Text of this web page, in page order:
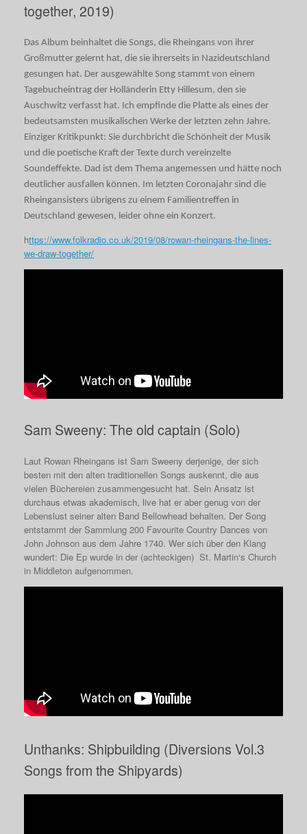
together, 2019)
Das Album beinhaltet die Songs, die Rheingans von ihrer
Großmutter gelernt hat, die sie ihrerseits in Nazideutschland
gesungen hat. Der ausgewählte Song stammt von einem
Tagebucheintrag der Holländerin Etty Hillesum, den sie
Auschwitz verfasst hat. Ich empfinde die Platte als eines der
bedeutsamsten musikalischen Werke der letzten zehn Jahre.
Einziger Kritikpunkt: Sie durchbricht die Schönheit der Musik
und die poetische Kraft der Texte durch vereinzelte
Soundeffekte. Dad ist dem Thema angemessen und hätte noch
deutlicher ausfallen können. Im letzten Coronajahr sind die
Rheingansisters übrigens zu einem Familientreffen in
Deutschland gewesen, leider ohne ein Konzert.
https://www.folkradio.co.uk/2019/08/rowan-rheingans-the-lines-
we-draw-together/
Sam Sweeny: The old captain (Solo)
Laut Rowan Rheingans ist Sam Sweeny derjenige, der sich
besten mit den alten traditionellen Songs auskennt, die aus
vielen Büchereien zusammengesucht hat. Sein Ansatz ist
durchaus etwas akademisch, live hat er aber genug von der
Lebenslust seiner alten Band Bellowhead behalten. Der Song
entstammt der Sammlung 200 Favourite Country Dances von
John Johnson aus dem Jahre 1740. Wer sich über den Klang
wundert: Die Ep wurde in der (achteckigen) St. Martin‘s Church
in Middleton aufgenommen.
Unthanks: Shipbuilding (Diversions Vol.3
Songs from the Shipyards)